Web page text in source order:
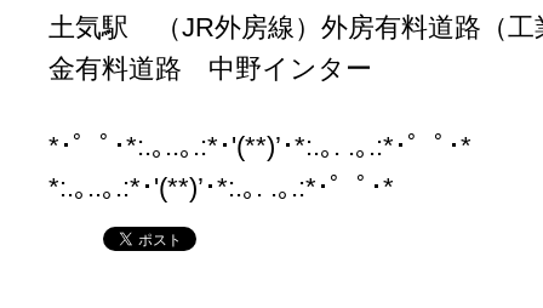
土気駅 （JR外房線）外房有料道路（工
金有料道路 中野インター
*･゜ﾟ･*:.｡..｡.:*･'(**)’･*:.｡. .｡.:*･゜ﾟ･*
*:.｡..｡.:*･'(**)’･*:.｡. .｡.:*･゜ﾟ･*